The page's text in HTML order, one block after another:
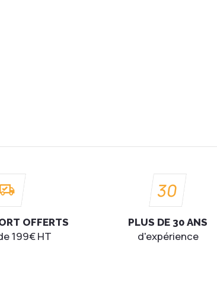
OFFERTS
199€ HT
30
PLUS DE 30 ANS
d'expérience